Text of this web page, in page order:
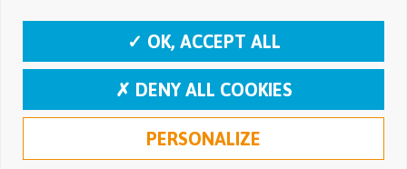
Protection des données personnelles
Réalisation: Moustic Multimédia
✓ OK, ACCEPT ALL
✗ DENY ALL COOKIES
PERSONALIZE